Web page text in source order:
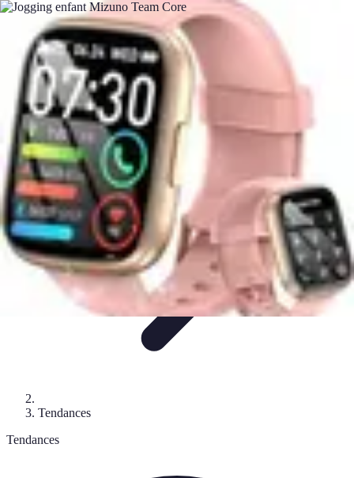
Basket Actu
Analyse et performancesActualitésAnalyse des
performancesTendances Analyses
Basket Actu
Tendances
Tendances